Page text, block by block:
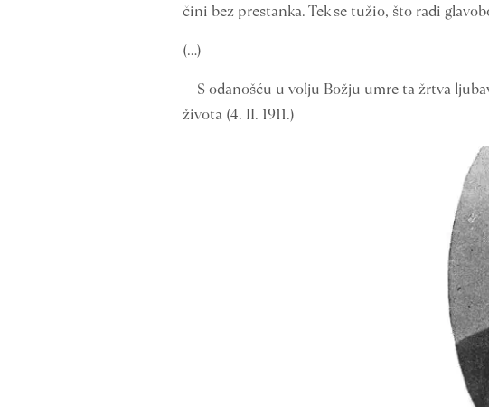
čini bez prestanka. Tek se tužio, što radi
(…)
S odanošću u volju Božju umre ta žrtva
života (4. II. 1911.)